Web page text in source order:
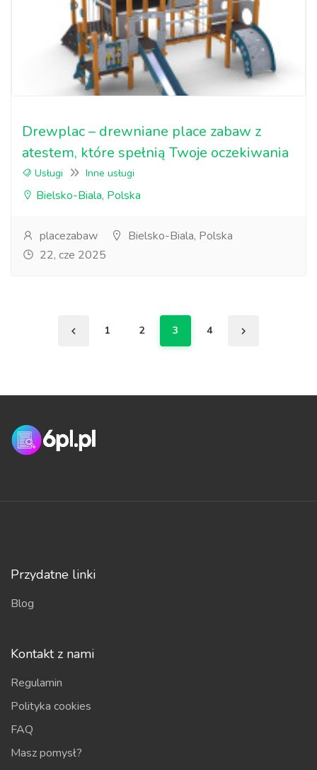
Drewplac – drewniane place zabaw z
atestem, które spełnią Twoje oczekiwania
Usługi Inne usługi
Bielsko-Biala, Polska
placezabaw
Bielsko-Biala, Polska
22, cze 2025
1 2 3 4
Przydatne linki
Blog
Kontakt z nami
Regulamin
Polityka cookies
FAQ
Masz pomysł?